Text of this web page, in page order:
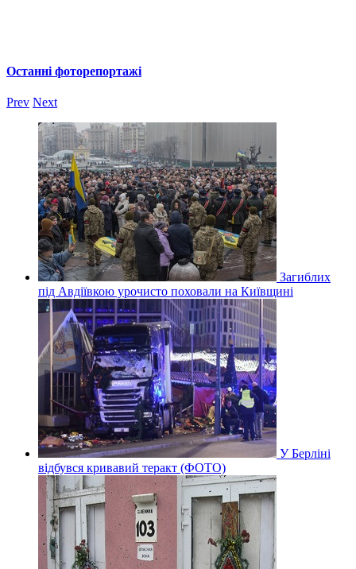
Останні фоторепортажі
Prev Next
Загиблих
під Авдіївкою урочисто поховали на Київщині
У Берліні
відбувся кривавий теракт (ФОТО)